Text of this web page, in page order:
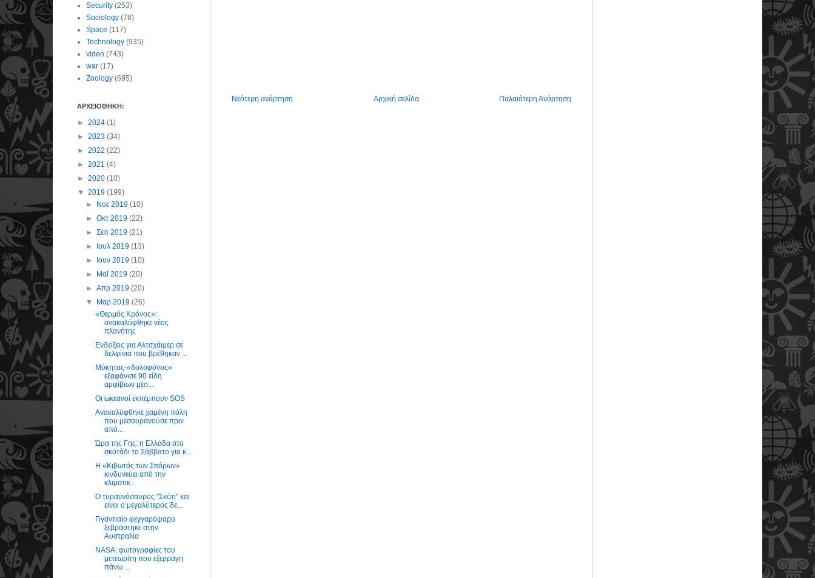
Νεότερη ανάρτηση Παλαιότερη Ανάρτηση
Αρχική σελίδα
Security (253)
Sociology (78)
Space (117)
Technology (935)
video (743)
war (17)
Zoology (695)
ΑΡΧΕΙΟΘΗΚΗ:
► 2024 (1)
► 2023 (34)
► 2022 (22)
► 2021 (4)
► 2020 (10)
▼ 2019 (199)
► Νοε 2019(10)
►Οκτ 2019(22)
►Σεπ 2019(21)
► Ιουλ 2019(13)
► Ιουν 2019(10)
► Μαΐ 2019(20)
►Απρ 2019(20)
▼ Μαρ 2019(26)
«Θερμός Κρόνος»:
ανακαλύφθηκε νέος
πλανήτης
Ενδείξεις για Αλτσχάιμερ σε
δελφίνια που βρέθηκαν ...
Μύκητας-«δολοφόνος»
εξαφάνισε 90 είδη
αμφίβιων μέσ...
Οι ωκεανοί εκπέμπουν SOS
Ανακαλύφθηκε χαμένη πόλη
που μεσουρανούσε πριν
από...
Ώρα της Γης: η Ελλάδα στο
σκοτάδι το Σάββατο για κ...
Η «Κιβωτός των Σπόρων»
κινδυνεύει από την
κλιματικ...
Ο τυραννόσαυρος "Σκότι" και
είναι ο μεγαλύτερος δε...
Γιγαντιαίο φεγγαρόψαρο
ξεβράστηκε στην
Αυστραλία
NASA: φωτογραφίες του
μετεωρίτη που εξερράγη
πάνω ...